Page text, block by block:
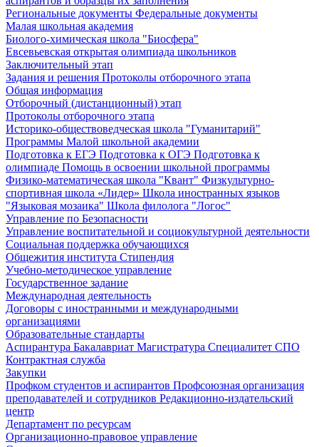
Региональные документы Федеральные документы
Малая школьная академия
Биолого-химическая школа "Биосфера"
Евсевьевская открытая олимпиада школьников
Заключительный этап
Задания и решения Протоколы отборочного этапа
Общая информация
Отборочный (дистанционный) этап
Протоколы отборочного этапа
Историко-обществоведческая школа "Гуманитарий"
Программы Малой школьной академии
Подготовка к ЕГЭ Подготовка к ОГЭ Подготовка к
олимпиаде Помощь в освоении школьной программы
Физико-математическая школа "Квант" Физкультурно-
спортивная школа «Лидер» Школа иностранных языков
"Языковая мозаика" Школа филолога "Логос"
Управление по Безопасности
Управление воспитательной и социокультурной деятельности
Социальная поддержка обучающихся
Общежития института Стипендия
Учебно-методическое управление
Государственное задание
Международная деятельность
Договоры с иностранными и международными
организациями
Образовательные стандарты
Аспирантура Бакалавриат Магистратура Специалитет СПО
Контрактная служба
Закупки
Профком студентов и аспирантов Профсоюзная организация
преподавателей и сотрудников Редакционно-издательский
центр
Департамент по ресурсам
Организационно-правовое управление